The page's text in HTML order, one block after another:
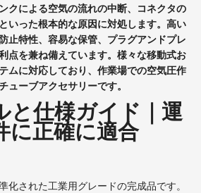
クによる空気の流れの中断、コネクタの
いった根本的な原因に対処します。高い
止特性、容易な保管、プラグアンドプレ
点を兼ね備えています。様々な移動式お
ムに対応しており、作業場での空気圧作
ューブアクセサリーです。
と仕様ガイド｜運
に正確に適合
化された工業用グレードの完成品です。